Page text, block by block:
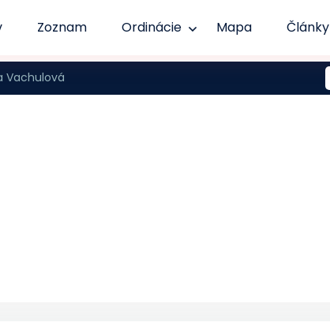
Zoznam Ordinácie Mapa Články
Vachulová